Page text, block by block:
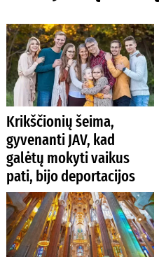
Krikščionių šeima,
gyvenanti JAV, kad
galėtų mokyti vaikus
pati, bijo deportacijos